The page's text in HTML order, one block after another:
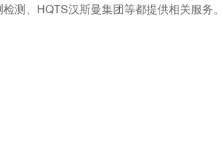
测、HQTS汉斯曼集团等都提供相关服务。